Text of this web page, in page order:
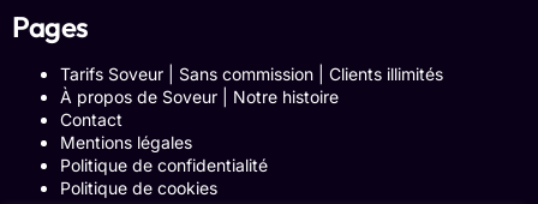
Pages
Tarifs Soveur | Sans commission | Clients illimités
À propos de Soveur | Notre histoire
Contact
Mentions légales
Politique de confidentialité
Politique de cookies